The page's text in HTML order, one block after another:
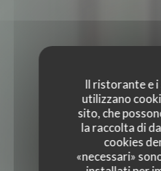
Il ristorante e
utilizzano
sito, che
la raccolta di
cookies
«necessari»